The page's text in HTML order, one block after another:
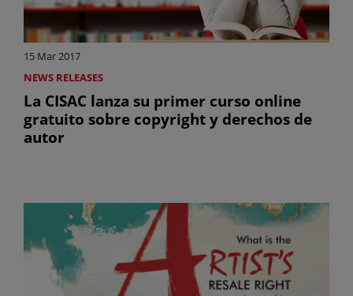
15 Mar 2017
NEWS RELEASES
La CISAC lanza su primer curso online
gratuito sobre copyright y derechos de
autor